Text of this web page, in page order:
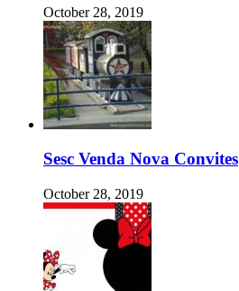
October 28, 2019
Sesc Venda Nova Convites
October 28, 2019